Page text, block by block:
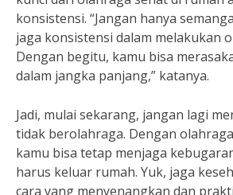
konsistensi. “Jangan hanya
jaga konsistensi dalam melakukan
Dengan begitu, kamu bisa
dalam jangka panjang,” katanya.
Jadi, mulai sekarang, jangan lagi
tidak berolahraga. Dengan
kamu bisa tetap menjaga
harus keluar rumah. Yuk, jaga
cara yang menyenangkan dan